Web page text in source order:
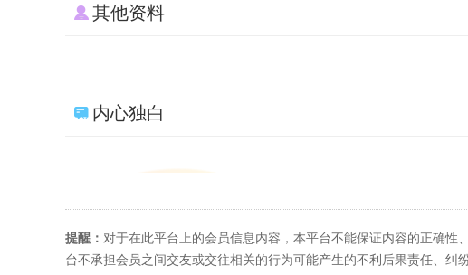
其他资料
内心独白
提醒： 对于在此平台上的会员信息内容，本平台不能保证内容的正确
台不承担会员之间交友或交往相关的行为可能产生的不利后果责任、纠